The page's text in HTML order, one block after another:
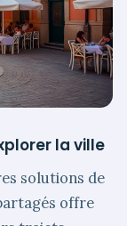
la ville
solutions de
offre